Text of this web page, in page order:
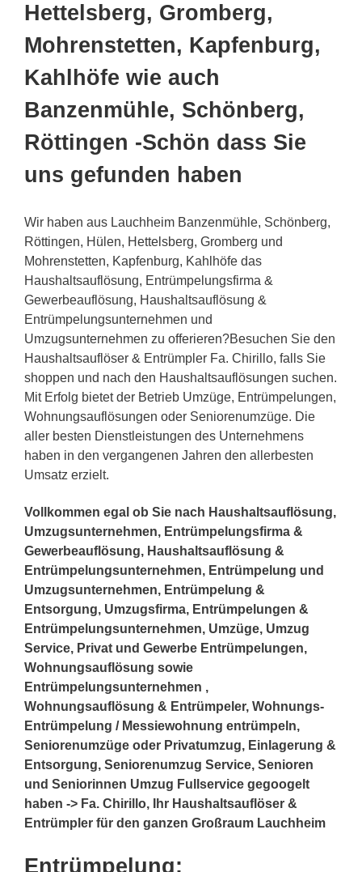
Hettelsberg, Gromberg,
Mohrenstetten, Kapfenburg,
Kahlhöfe wie auch
Banzenmühle, Schönberg,
Röttingen -Schön dass Sie
uns gefunden haben
Wir haben aus Lauchheim Banzenmühle, Schönberg,
Röttingen, Hülen, Hettelsberg, Gromberg und
Mohrenstetten, Kapfenburg, Kahlhöfe das
Haushaltsauflösung, Entrümpelungsfirma &
Gewerbeauflösung, Haushaltsauflösung &
Entrümpelungsunternehmen und
Umzugsunternehmen zu offerieren?Besuchen Sie den
Haushaltsauflöser & Entrümpler Fa. Chirillo, falls Sie
shoppen und nach den Haushaltsauflösungen suchen.
Mit Erfolg bietet der Betrieb Umzüge, Entrümpelungen,
Wohnungsauflösungen oder Seniorenumzüge. Die
aller besten Dienstleistungen des Unternehmens
haben in den vergangenen Jahren den allerbesten
Umsatz erzielt.
Vollkommen egal ob Sie nach Haushaltsauflösung,
Umzugsunternehmen, Entrümpelungsfirma &
Gewerbeauflösung, Haushaltsauflösung &
Entrümpelungsunternehmen, Entrümpelung und
Umzugsunternehmen, Entrümpelung &
Entsorgung, Umzugsfirma, Entrümpelungen &
Entrümpelungsunternehmen, Umzüge, Umzug
Service, Privat und Gewerbe Entrümpelungen,
Wohnungsauflösung sowie
Entrümpelungsunternehmen ,
Wohnungsauflösung & Entrümpeler, Wohnungs-
Entrümpelung / Messiewohnung entrümpeln,
Seniorenumzüge oder Privatumzug, Einlagerung &
Entsorgung, Seniorenumzug Service, Senioren
und Seniorinnen Umzug Fullservice gegoogelt
haben -> Fa. Chirillo, Ihr Haushaltsauflöser &
Entrümpler für den ganzen Großraum Lauchheim
Entrümpelung: